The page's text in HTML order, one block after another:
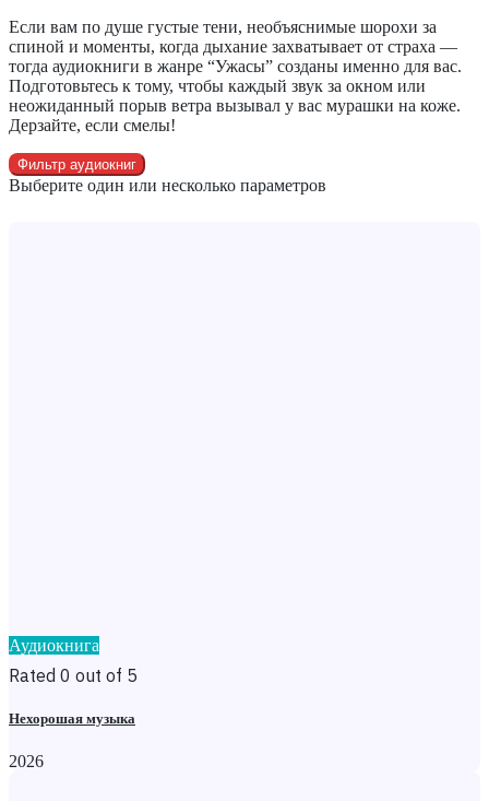
Если вам по душе густые тени, необъяснимые шорохи за
спиной и моменты, когда дыхание захватывает от страха —
тогда аудиокниги в жанре “Ужасы” созданы именно для вас.
Подготовьтесь к тому, чтобы каждый звук за окном или
неожиданный порыв ветра вызывал у вас мурашки на коже.
Дерзайте, если смелы!
Фильтр аудиокниг
Выберите один или несколько параметров
Аудиокнига
Rated 0 out of 5
Нехорошая музыка
2026